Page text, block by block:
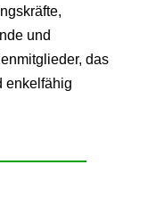
und
das
enkelfähig